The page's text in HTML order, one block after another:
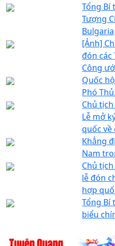
Tổng Bí
Tượng
Bulgaria
[Ảnh]
đón các
Công
Quốc
Phó
Chủ
Lễ mở
quốc
Khẳng
Nam
Chủ
lễ đón
hợp
Tổng Bí
biểu